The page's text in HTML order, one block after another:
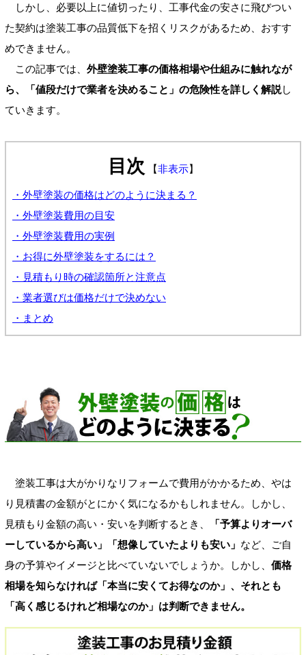
しかし、必要以上に値切ったり、工事代金の安さに飛びつい
た契約は塗装工事の品質低下を招くリスクがあるため、おすす
めできません。
この記事では、 外壁塗装工事の価格相場や仕組みに触れなが
ら、「値段だけで業者を決めること」の危険性を詳しく解説し
ていきます。
目次 【非表示】
・外壁塗装の価格はどのように決まる？
・外壁塗装費用の目安
・外壁塗装費用の実例
・お得に外壁塗装をするには？
・見積もり時の確認箇所と注意点
・業者選びは価格だけで決めない
・まとめ
塗装工事は大がかりなリフォームで費用がかかるため、やは
り見積書の金額がとにかく気になるかもしれません。しかし、
見積もり金額の高い・安いを判断するとき、
「予算よりオーバ
ーしているから高い」「想像していたよりも安い」 など、ご自
身の予算やイメージと比べていないでしょうか。しかし、 価格
相場を知らなければ「本当に安くてお得なのか」、それとも
「高く感じるけれど相場なのか」は判断できません。